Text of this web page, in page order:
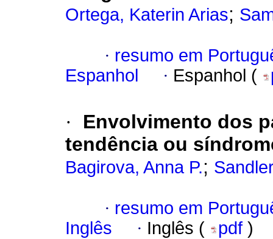
Ortega, Katerin Arias;
· resumo em
Espanhol
· Espanhol (
·
Envolvimento dos
tendência ou
Bagirova, Anna P.;
· resumo em
Inglês
· Inglês ( pdf )